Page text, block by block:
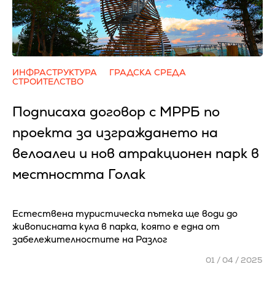
ИНФРАСТРУКТУРА
ГРАДСКА СРЕДА
СТРОИТЕЛСТВО
Подписаха договор с МРРБ по
проекта за изграждането на
велоалеи и нов атракционен парк в
местността Голак
Естествена туристическа пътека ще води до
живописната кула в парка, която е една от
забележителностите на Разлог
01 / 04 / 2025